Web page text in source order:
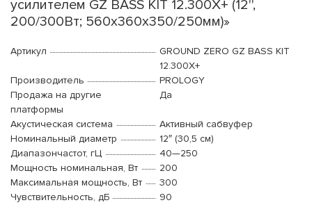
усилителем GZ BASS KIT 12.300X+ (12'',
200/300Вт; 560x360x350/250мм)»
Артикул
GROUND ZERO GZ BASS KIT
12.300X+
Производитель
PROLOGY
Продажа на другие
платформы
Да
Акустическая система
Активный сабвуфер
Номинальный диаметр
12″ (30,5 см)
Диапазончастот, гЦ
40—250
Мощность номинальная, Вт
200
Максимальная мощность, Вт
300
Чувствительность, дБ
90